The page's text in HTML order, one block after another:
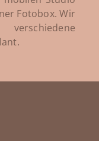
Fotobox. Wir